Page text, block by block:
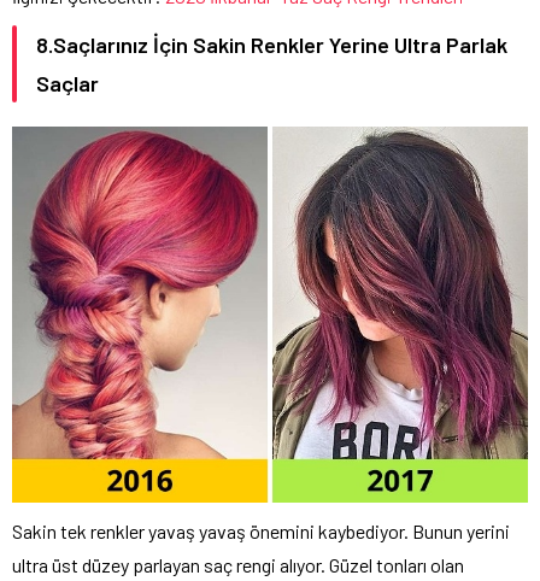
8.Saçlarınız İçin Sakin Renkler Yerine Ultra Parlak
Saçlar
Sakin tek renkler yavaş yavaş önemini kaybediyor. Bunun yerini
ultra üst düzey parlayan saç rengi alıyor. Güzel tonları olan